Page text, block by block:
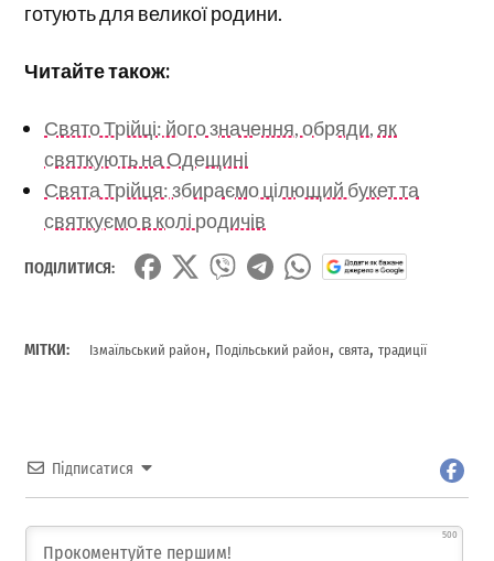
готують для великої родини.
Читайте також:
Свято Трійці: його значення, обряди, як
святкують на Одещині
Свята Трійця: збираємо цілющий букет та
святкуємо в колі родичів
ПОДІЛИТИСЯ:
МІТКИ: Ізмаїльський район, Подільський район,свята,традиції
Підписатися
500